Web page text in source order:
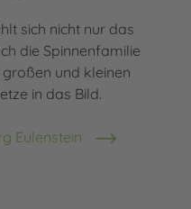
sich nicht nur das
die Spinnenfamilie
und kleinen
in das Bild.
Eulenstein